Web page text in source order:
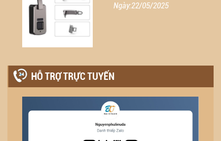
Ngày:22/05/2025
HỖ TRỢ TRỰC TUYẾN